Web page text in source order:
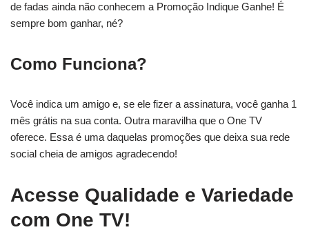
de fadas ainda não conhecem a Promoção Indique Ganhe! É
sempre bom ganhar, né?
Como Funciona?
Você indica um amigo e, se ele fizer a assinatura, você ganha 1
mês grátis na sua conta. Outra maravilha que o One TV
oferece. Essa é uma daquelas promoções que deixa sua rede
social cheia de amigos agradecendo!
Acesse Qualidade e Variedade
com One TV!